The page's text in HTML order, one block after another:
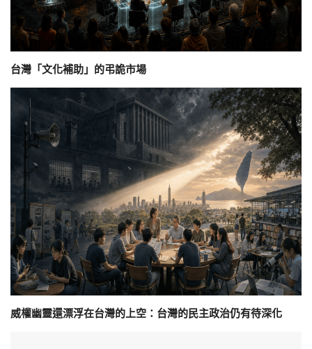
台灣「文化補助」的弔詭市場
威權幽靈還漂浮在台灣的上空：台灣的民主政治仍有待深化